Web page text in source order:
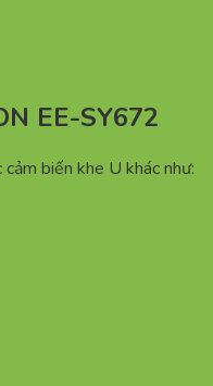
EE-SY672
cảm biến khe U khác như: